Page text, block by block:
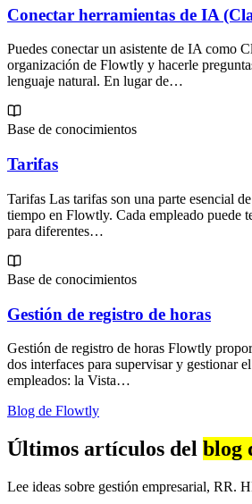
Conectar herramientas de IA
Puedes conectar un asistente de IA como
organización de Flowtly y hacerle
lenguaje natural. En lugar de…
Base de conocimientos
Tarifas
Tarifas Las tarifas son una parte esencial
tiempo en Flowtly. Cada empleado puede
para diferentes…
Base de conocimientos
Gestión de registro de horas
Gestión de registro de horas Flowtly
dos interfaces para supervisar y gestionar
empleados: la Vista…
Blog de Flowtly
Últimos artículos del blog
Lee ideas sobre gestión empresarial, RR.